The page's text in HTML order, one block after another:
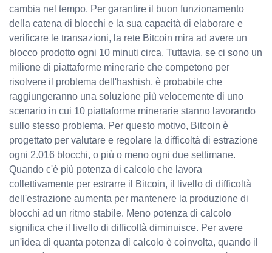
cambia nel tempo. Per garantire il buon funzionamento
della catena di blocchi e la sua capacità di elaborare e
verificare le transazioni, la rete Bitcoin mira ad avere un
blocco prodotto ogni 10 minuti circa. Tuttavia, se ci sono un
milione di piattaforme minerarie che competono per
risolvere il problema dell'hashish, è probabile che
raggiungeranno una soluzione più velocemente di uno
scenario in cui 10 piattaforme minerarie stanno lavorando
sullo stesso problema. Per questo motivo, Bitcoin è
progettato per valutare e regolare la difficoltà di estrazione
ogni 2.016 blocchi, o più o meno ogni due settimane.
Quando c'è più potenza di calcolo che lavora
collettivamente per estrarre il Bitcoin, il livello di difficoltà
dell'estrazione aumenta per mantenere la produzione di
blocchi ad un ritmo stabile. Meno potenza di calcolo
significa che il livello di difficoltà diminuisce. Per avere
un'idea di quanta potenza di calcolo è coinvolta, quando il